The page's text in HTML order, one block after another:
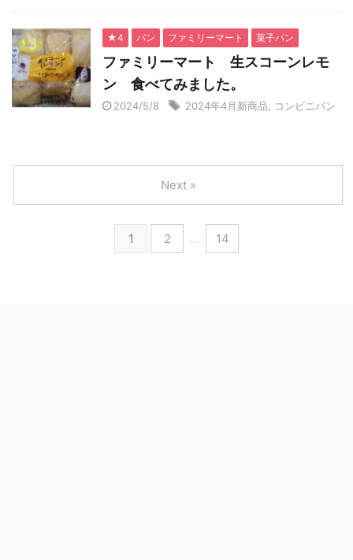
★4 パン ファミリーマート 菓子パン
ファミリーマート 生スコーンレモ
ン 食べてみました。
2024/5/8 2024年4月新商品 コンビニパン
1 2 … 14
Next »